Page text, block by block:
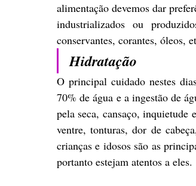
alimentação devemos dar
industrializados ou
conservantes, corantes, óleos,
Hidratação
O principal cuidado nestes
70% de água e a ingestão de
pela seca, cansaço, inquietude
ventre, tonturas, dor de
crianças e idosos são as
portanto estejam atentos a eles.